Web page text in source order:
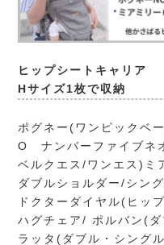
ヒップシートキャリア
Hサイズ1枚で収納
ポグネー(ワンピックベ
O ナンバーファイブネ
ベルクエス/ワンエス)ミ
ダブルショルダー/シン
ドクターダイヤル(ヒッ
ハグチェア/ ポルバン(
ラッタ(ダブル・シング